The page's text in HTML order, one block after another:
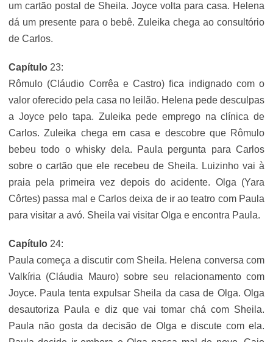
um cartão postal de Sheila. Joyce volta para casa. Helena
dá um presente para o bebê. Zuleika chega ao consultório
de Carlos.
Capítulo 23:
Rômulo (Cláudio Corrêa e Castro) fica indignado com o
valor oferecido pela casa no leilão. Helena pede desculpas
a Joyce pelo tapa. Zuleika pede emprego na clínica de
Carlos. Zuleika chega em casa e descobre que Rômulo
bebeu todo o whisky dela. Paula pergunta para Carlos
sobre o cartão que ele recebeu de Sheila. Luizinho vai à
praia pela primeira vez depois do acidente. Olga (Yara
Côrtes) passa mal e Carlos deixa de ir ao teatro com Paula
para visitar a avó. Sheila vai visitar Olga e encontra Paula.
Capítulo 24:
Paula começa a discutir com Sheila. Helena conversa com
Valkíria (Cláudia Mauro) sobre seu relacionamento com
Joyce. Paula tenta expulsar Sheila da casa de Olga. Olga
desautoriza Paula e diz que vai tomar chá com Sheila.
Paula não gosta da decisão de Olga e discute com ela.